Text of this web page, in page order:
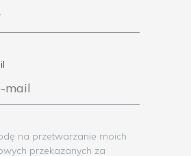
na przetwarzanie moich
przekazanych za